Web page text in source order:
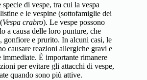
di vespe, tra cui la vespa
e le vespine (sottofamiglie dei
Vespa crabro). Le vespe possono
a causa delle loro punture, che
gonfiore e prurito. In alcuni casi, le
causare reazioni allergiche gravi e
immediate. È importante rimanere
per evitare gli attacchi di vespe,
quando sono più attive.